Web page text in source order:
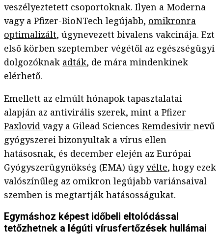
veszélyeztetett csoportoknak. Ilyen a Moderna
vagy a Pfizer-BioNTech legújabb, omikronra
optimalizált, úgynevezett bivalens vakcinája. Ezt
első körben szeptember végétől az egészségügyi
dolgozóknak adták, de mára mindenkinek
elérhető.
Emellett az elmúlt hónapok tapasztalatai
alapján az antivirális szerek, mint a Pfizer
Paxlovid vagy a Gilead Sciences Remdesivir nevű
gyógyszerei bizonyultak a vírus ellen
hatásosnak, és december elején az Európai
Gyógyszerügynökség (EMA) úgyvélte, hogy ezek
valószínűleg az omikron legújabb variánsaival
szemben is megtartják hatásosságukat.
Egymáshoz képest időbeli eltolódással
tetőzhetnek a légúti vírusfertőzések hullámai